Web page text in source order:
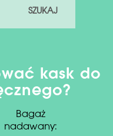
SZUKAJ
kask do
Bagaż
nadawany: